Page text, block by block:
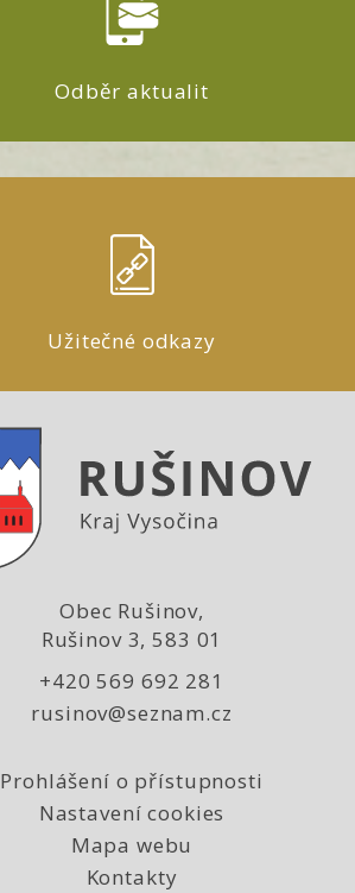
Odběr aktualit
Užitečné odkazy
Obec Rušinov,
Rušinov 3, 583 01
+420 569 692 281
rusinov@seznam.cz
Prohlášení o přístupnosti
Nastavení cookies
Mapa webu
Kontakty